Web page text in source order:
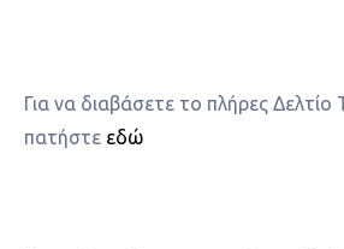
Για να διαβάσετε το πλήρες
πατήστε εδώ